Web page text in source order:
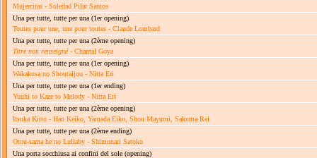
Mujercitas - Soledad Pilar Santos
Una per tutte, tutte per una (1er opening)
Toutes pour une, une pour toutes - Claude Lombard
Una per tutte, tutte per una (2ème opening)
Titre non renseigné- Chantal Goya
Una per tutte, tutte per una (1er opening)
Wakakusa no Shoutaijou - Nitta Eri
Una per tutte, tutte per una (1er ending)
Yuuhi to Kaze to Melody - Nitta Eri
Una per tutte, tutte per una (2ème opening)
Itsuka Kitto - Han Keiko, Yamada Eiko, Shou Mayumi, Sakuma Rei
Una per tutte, tutte per una (2ème ending)
Otou-sama he no Lullaby - Shimonari Satoko
Una porta socchiusa ai confini del sole (opening)